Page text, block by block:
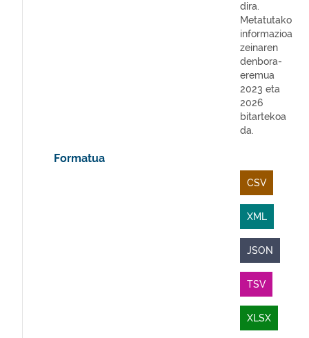
dira.
Metatutako
informazioa
zeinaren
denbora-
eremua
2023 eta
2026
bitartekoa
da.
Formatua
CSV
XML
JSON
TSV
XLSX